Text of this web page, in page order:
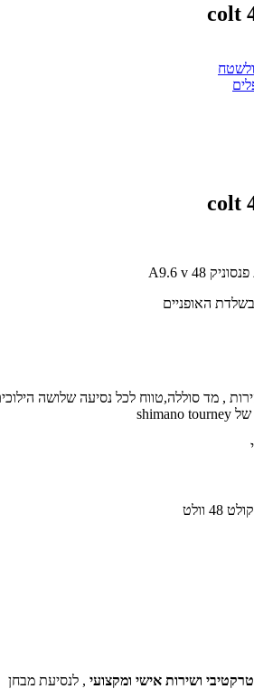
colt
48
v
A
האופניים
, מד סוללה,טווח לכל נסיעה שלושה
של shimano tourney
וולט
ושירות אישי ומקצועי , לנסיעת מבחן